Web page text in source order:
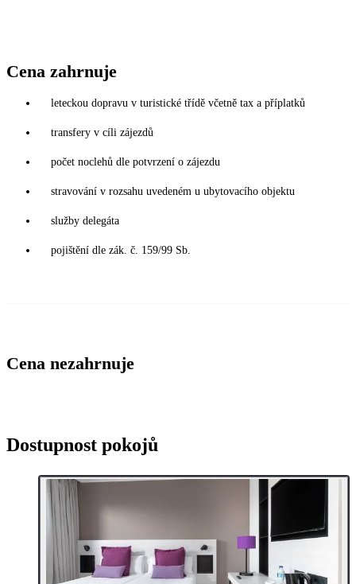
Cena zahrnuje
leteckou dopravu v turistické třídě včetně tax a příplatků
transfery v cíli zájezdů
počet noclehů dle potvrzení o zájezdu
stravování v rozsahu uvedeném u ubytovacího objektu
služby delegáta
pojištění dle zák. č. 159/99 Sb.
Cena nezahrnuje
Dostupnost pokojů